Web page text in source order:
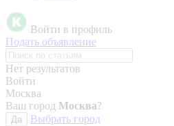
Войти в профиль
Подать объявление
Нет результатов
Войти
Москва
Ваш город Москва?
Да
Выбрать город